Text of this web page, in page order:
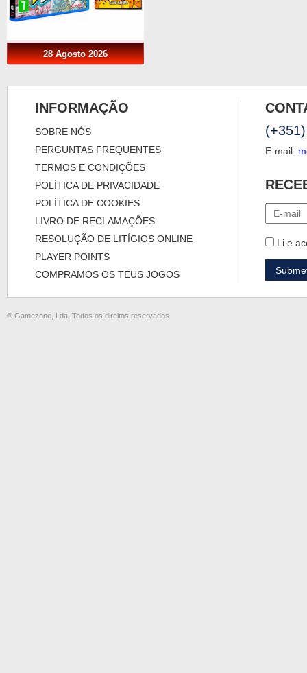
28 Agosto 2026
INFORMAÇÃO
SOBRE NÓS
PERGUNTAS FREQUENTES
TERMOS E CONDIÇÕES
POLÍTICA DE PRIVACIDADE
POLÍTICA DE COOKIES
LIVRO DE RECLAMAÇÕES
RESOLUÇÃO DE LITÍGIOS ONLINE
PLAYER POINTS
COMPRAMOS OS TEUS JOGOS
E-mail:
Li e
® Gamezone, Lda. Todos os direitos reservados